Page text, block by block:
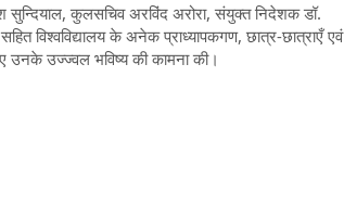
सुन्दियाल, कुलसचिव अरविंद अरोरा, संयुक्त निदेशक डॉ.
विश्वविद्यालय के अनेक प्राध्यापकगण, छात्र-छात्राएँ एवं
उनके उज्ज्वल भविष्य की कामना की।